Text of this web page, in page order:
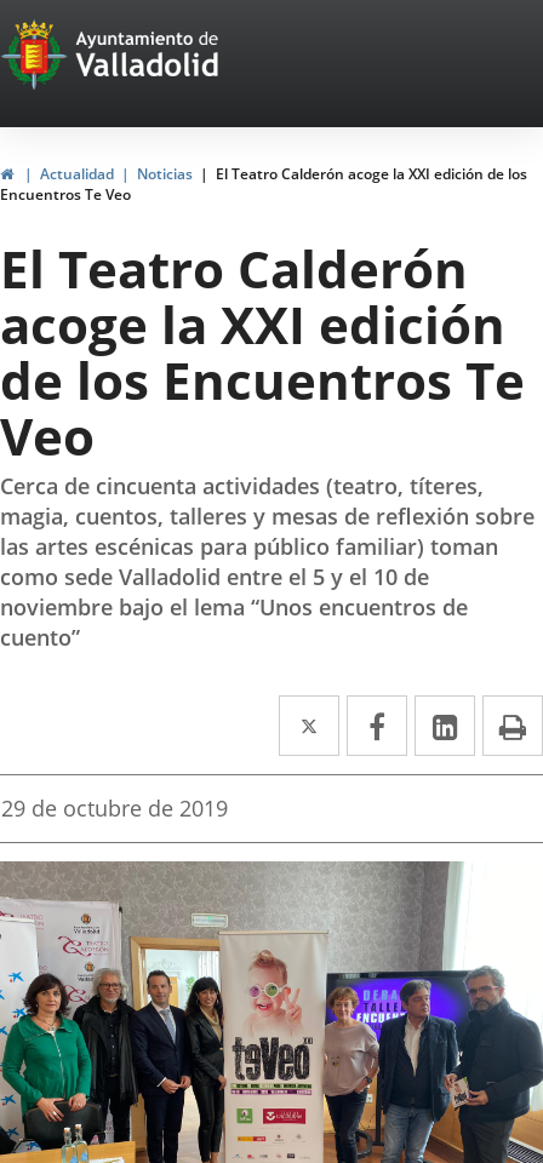
Portal
Web
del
Ayuntamiento
de
Valladolid
HomeActualidad Noticias
El Teatro Calderón acoge la XXI edición de los
Encuentros Te Veo
El Teatro Calderón
acoge la XXI edición
de los Encuentros Te
Veo
Cerca de cincuenta actividades (teatro, títeres,
magia, cuentos, talleres y mesas de reflexión sobre
las artes escénicas para público familiar) toman
como sede Valladolid entre el 5 y el 10 de
noviembre bajo el lema “Unos encuentros de
cuento”
Twitter
Enlace
a
aplicación
externa.
Facebook
Enlace
a
aplicación
externa.
Enlace
a
Fecha
la
noticia
29 de octubre de 2019